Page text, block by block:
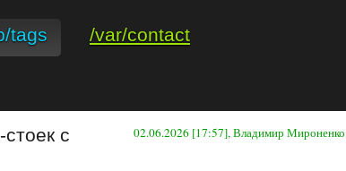
tags /var/contact
02.06.2026 [17:57], Владимир Мироненко
с